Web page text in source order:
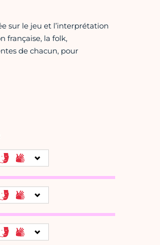
sur le jeu et l’interprétation
française, la folk,
de chacun, pour